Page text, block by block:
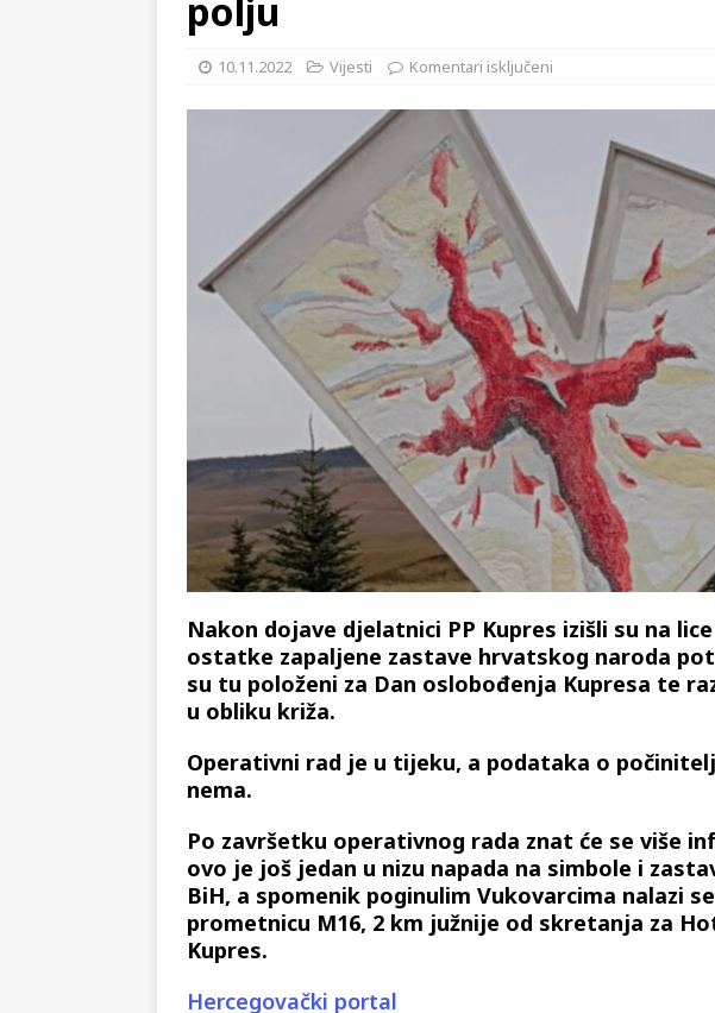
[ 02.08.2026 ]
GP Gabela Polje: Vozači satima čekaju,
(video)
KULTURA
[ 07.08.2026 ] Srpski povjesničar o Oluji: Hrvati imaju
pripada
REGIJA
polju
10.11.2022 Vijesti Komentari isključeni
Nakon dojave djelatnici PP Kupres izišli su na
ostatke zapaljene zastave hrvatskog naroda
su tu položeni za Dan oslobođenja Kupresa te
u obliku križa.
Operativni rad je u tijeku, a podataka o
nema.
Po završetku operativnog rada znat će se više
ovo je još jedan u nizu napada na simbole i
BiH, a spomenik poginulim Vukovarcima nalazi
prometnicu M16, 2 km južnije od skretanja za
Kupres.
Hercegovački portal